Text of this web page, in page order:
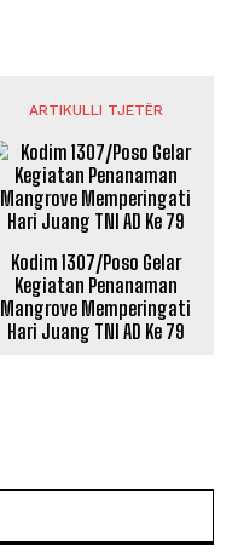
ARTIKULLI TJETËR
Kodim 1307/Poso Gelar
Kegiatan Penanaman
Mangrove Memperingati
Hari Juang TNI AD Ke 79